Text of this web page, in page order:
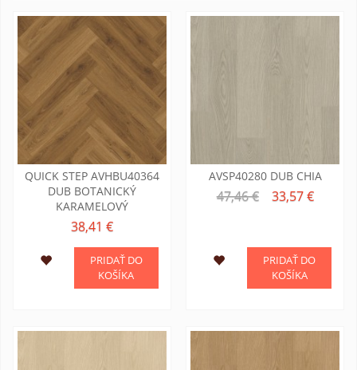
QUICK STEP AVHBU40364
DUB BOTANICKÝ
KARAMELOVÝ
38,41 €
PRIDAŤ DO
KOŠÍKA
AVSP40280 DUB CHIA
47,46 € 33,57 €
PRIDAŤ DO
KOŠÍKA